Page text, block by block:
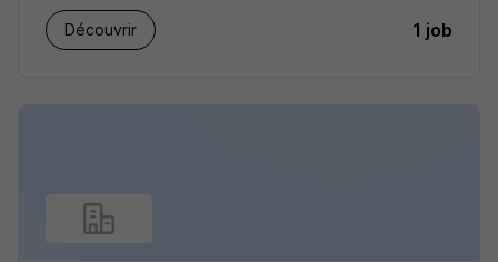
Découvrir 1 job